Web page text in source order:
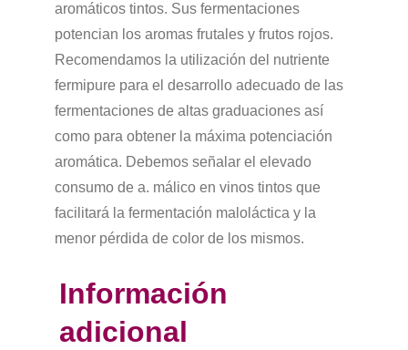
aromáticos tintos. Sus fermentaciones
potencian los aromas frutales y frutos rojos.
Recomendamos la utilización del nutriente
fermipure para el desarrollo adecuado de las
fermentaciones de altas graduaciones así
como para obtener la máxima potenciación
aromática. Debemos señalar el elevado
consumo de a. málico en vinos tintos que
facilitará la fermentación maloláctica y la
menor pérdida de color de los mismos.
Información
adicional